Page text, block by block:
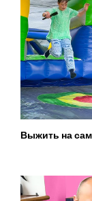
Выжить на